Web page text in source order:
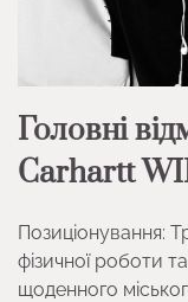
Головні
Carhartt
Позиціонування:
фізичної роботи
щоденного